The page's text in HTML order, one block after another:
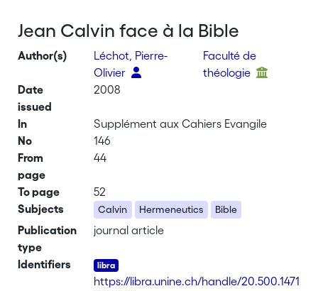
Jean Calvin face à la Bible
Author(s)
Léchot, Pierre-
Olivier
Faculté de
théologie
Date
issued
2008
In
Supplément aux Cahiers Evangile
No
146
From
page
44
To page
52
Subjects
Calvin Hermeneutics Bible
Publication
type
journal article
Identifiers
https://libra.unine.ch/handle/20.500.1471